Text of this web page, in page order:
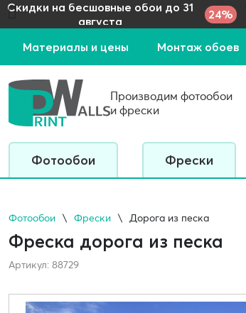
Скидки на бесшовные обои до 31
августа
24%
Материалы и цены Монтаж обоев
Производим фотообои
и фрески
Фотообои Фрески
Фотообои Фрески Дорога из песка
Фреска дорога из песка
Артикул: 88729